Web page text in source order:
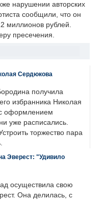
нарушении авторских
сообщили, что он
миллионов рублей.
пресечения.
Сердюкова
получила
избранника Николая
оформлением
уже расписались.
торжество пара
Эверест: "Удивило
осуществила свою
Она делилась, с